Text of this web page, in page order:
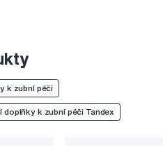
k zubní péči
doplňky k zubní péči Tandex